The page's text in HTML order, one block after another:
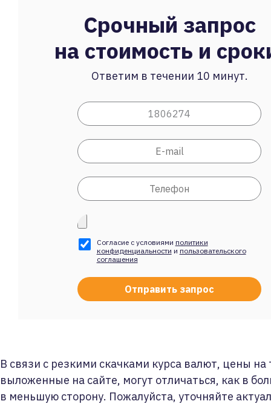
Срочный запрос
на стоимость и
Ответим в течении 10 минут.
Согласие с условиями политики
конфиденциальности и пользовательского
соглашения
В связи с резкими скачками курса валют, цены на
выложенные на сайте, могут отличаться, как в
в меньшую сторону. Пожалуйста, уточняйте